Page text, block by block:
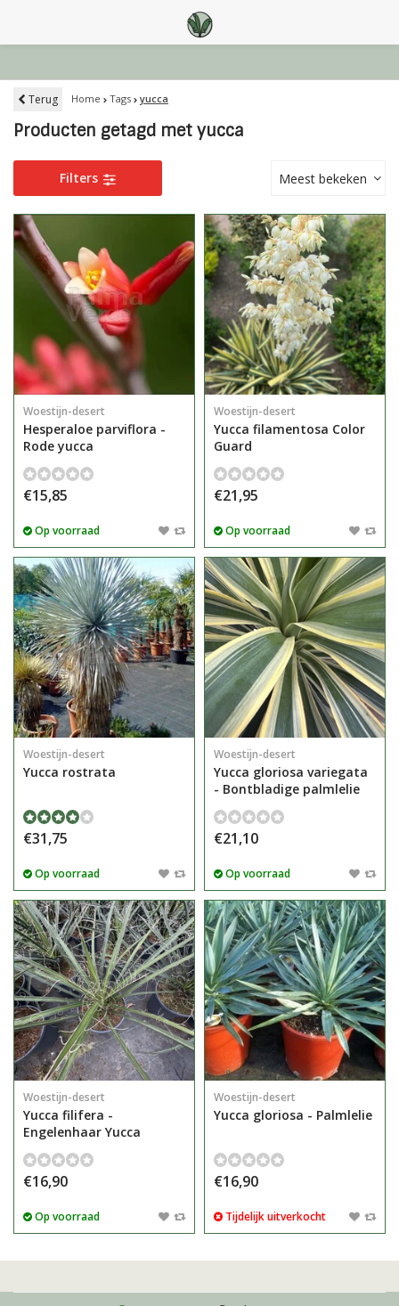
Terug Home Tags yucca
Producten getagd met yucca
Filters Meest bekeken
Woestijn-desert
Hesperaloe parviflora -
Rode yucca
€15,85
Op voorraad
Woestijn-desert
Yucca filamentosa Color
Guard
€21,95
Op voorraad
Woestijn-desert
Yucca rostrata
€31,75
Op voorraad
Woestijn-desert
Yucca gloriosa variegata
- Bontbladige palmlelie
€21,10
Op voorraad
Woestijn-desert
Yucca filifera -
Engelenhaar Yucca
€16,90
Op voorraad
Woestijn-desert
Yucca gloriosa - Palmlelie
€16,90
Tijdelijk uitverkocht